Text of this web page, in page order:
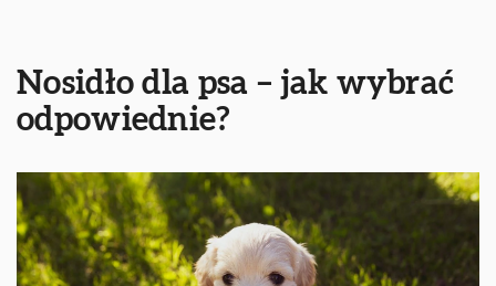
Nosidło dla psa – jak wybrać
odpowiednie?